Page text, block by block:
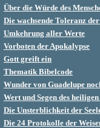
Über die Würde des
Die wachsende Toleranz
Umkehrung aller Werte
Vorboten der Apokalypse
Gott greift ein
Thematik Bibelcode
Wunder von Guadelupe
Wert und Segen des
Die Unsterblichkeit der
Die 24 Protokolle der